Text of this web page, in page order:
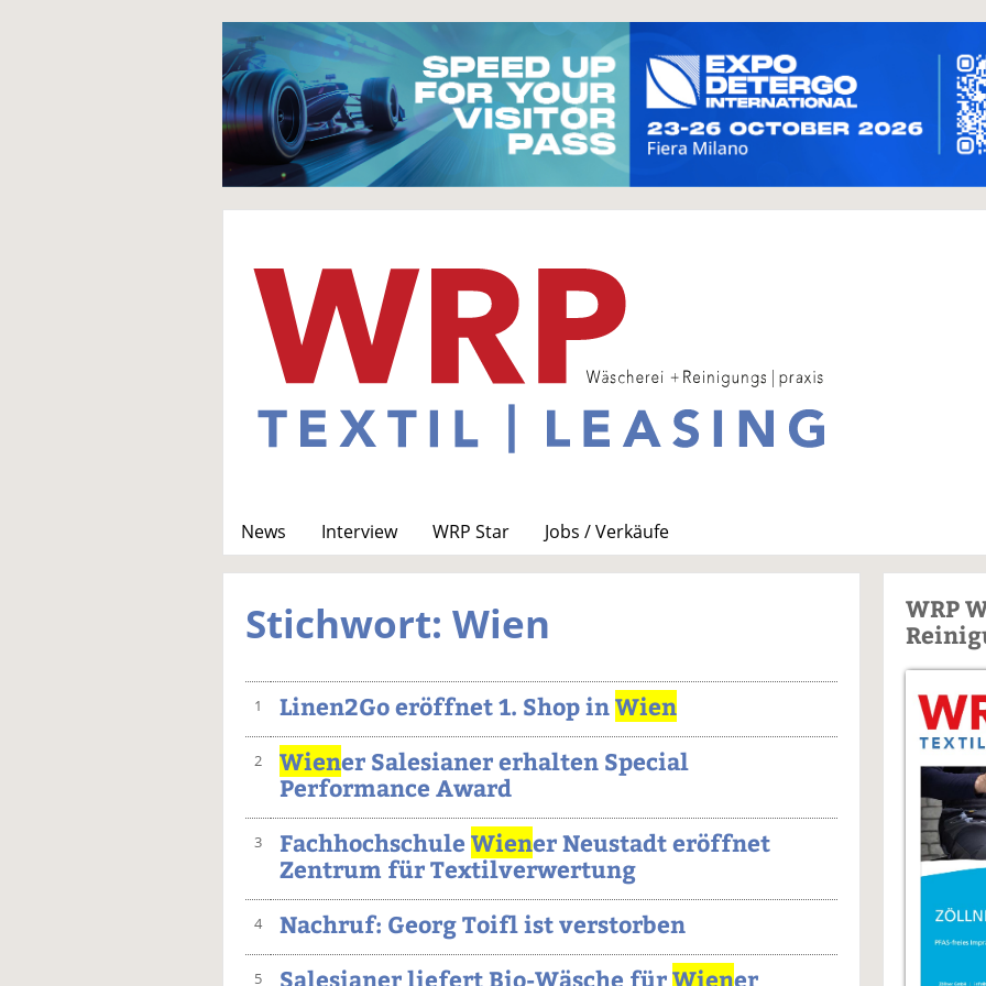
News Interview WRP Star
Jobs / Verkäufe
Stichwort: Wien
1 Linen2Go eröffnet 1. Shop inWien
2 Wiener Salesianer erhalten Special
Performance Award
3 Fachhochschule Wiener Neustadt eröffnet
Zentrum für Textilverwertung
4 Nachruf: Georg Toifl ist verstorben
5 Salesianer liefert Bio-Wäsche fürWiener
WRP